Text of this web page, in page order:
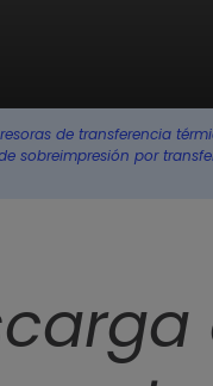
de transferencia
sobreimpresión por